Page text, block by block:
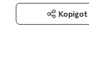
Kopīgot